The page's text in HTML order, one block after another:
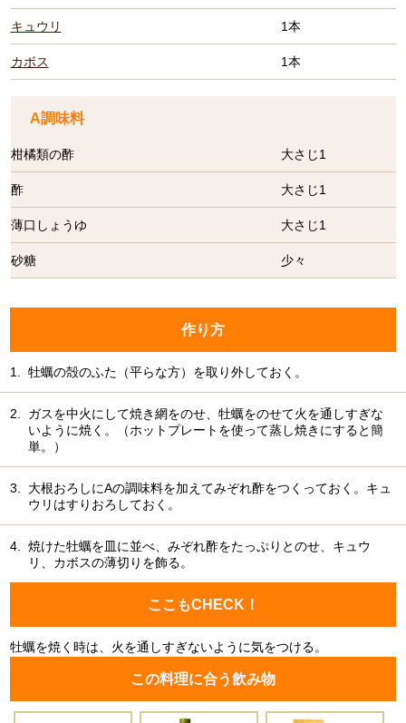
キュウリ 1本
カボス 1本
A調味料
柑橘類の酢 大さじ1
酢 大さじ1
薄口しょうゆ 大さじ1
砂糖 少々
作り方
1. 牡蠣の殻のふた（平らな方）を取り外しておく。
2.
ガスを中火にして焼き網をのせ、牡蠣をのせて火を通しすぎな
いように焼く。（ホットプレートを使って蒸し焼きにすると簡
単。）
3.
大根おろしにAの調味料を加えてみぞれ酢をつくっておく。キュ
ウリはすりおろしておく。
4.
焼けた牡蠣を皿に並べ、みぞれ酢をたっぷりとのせ、キュウ
リ、カボスの薄切りを飾る。
ここもCHECK！
牡蠣を焼く時は、火を通しすぎないように気をつける。
この料理に合う飲み物